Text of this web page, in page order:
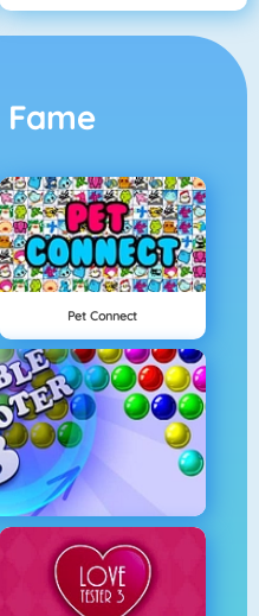
Fame
Pet Connect